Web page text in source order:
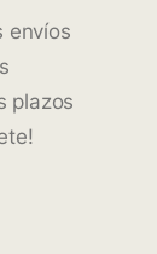
envíos
plazos